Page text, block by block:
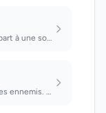
Que l'on voit ou porte : on prendra part à une solennité.
Que l'on voit: on sera attaqué par des ennemis. Que l'on porte: exhortation à la...